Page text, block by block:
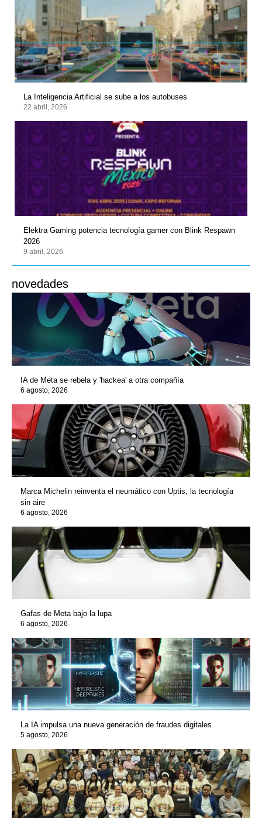
La Inteligencia Artificial se sube a los autobuses
22 abril, 2026
Elektra Gaming potencia tecnología gamer con Blink Respawn
2026
9 abril, 2026
novedades
IA de Meta se rebela y 'hackea' a otra compañía
6 agosto, 2026
Marca Michelin reinventa el neumático con Uptis, la tecnología
sin aire
6 agosto, 2026
Gafas de Meta bajo la lupa
6 agosto, 2026
La IA impulsa una nueva generación de fraudes digitales
5 agosto, 2026